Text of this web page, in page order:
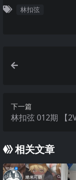
林扣弦
下一篇
林扣弦 012
相关文章